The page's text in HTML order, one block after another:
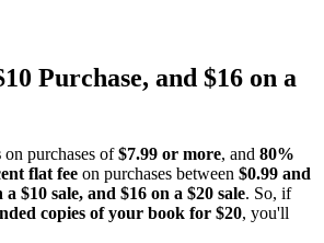
Purchase, and $16 on a
on purchases of$7.99 or more, and 80%
flat fee on purchases between $0.99 and
$10 sale, and $16 on a $20 sale. So, if
copies of your book for $20, you'll